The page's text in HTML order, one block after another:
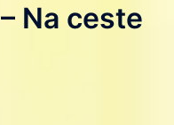
Na ceste